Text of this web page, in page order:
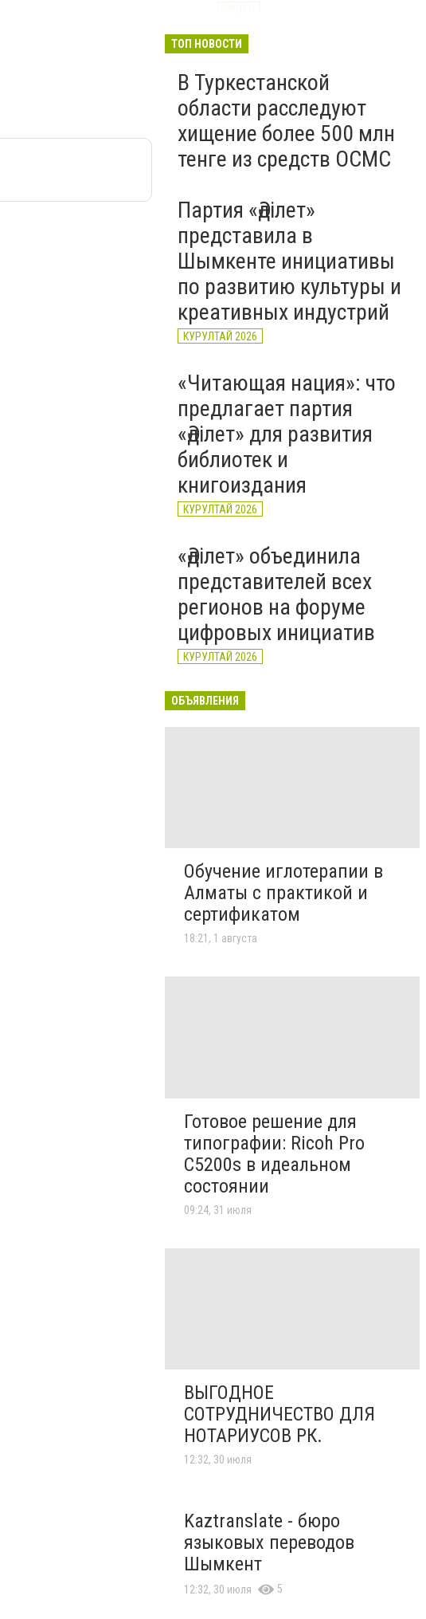
«Әділет» объединила
регионов на форуме
цифровых инициатив
КУРУЛТАЙ 2026
17:22
ТОП НОВОСТИ
В Туркестанской
области расследуют
хищение более 500 млн
тенге из средств ОСМС
Партия «Әділет»
представила в
Шымкенте инициативы
по развитию культуры и
креативных индустрий
КУРУЛТАЙ 2026
«Читающая нация»: что
предлагает партия
«Әділет» для развития
библиотек и
книгоиздания
КУРУЛТАЙ 2026
«Әділет» объединила
представителей всех
регионов на форуме
цифровых инициатив
КУРУЛТАЙ 2026
ОБЪЯВЛЕНИЯ
Обучение иглотерапии в
Алматы с практикой и
сертификатом
18:21, 1 августа
Готовое решение для
типографии: Ricoh Pro
C5200s в идеальном
состоянии
09:24, 31 июля
ВЫГОДНОЕ
СОТРУДНИЧЕСТВО ДЛЯ
НОТАРИУСОВ РК.
12:32, 30 июля
Kaztranslate - бюро
языковых переводов
Шымкент
12:32, 30 июля 5